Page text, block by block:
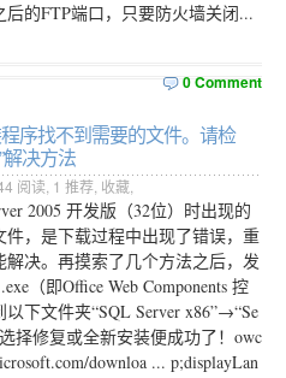
的FTP端口，只要防火墙关闭...
0 Comment
序找不到需要的文件。请检
决方法
阅读, 1 推荐, 收藏
2005 开发版（32位）时出现的
，是下载过程中出现了错误，重
决。再摸索了几个方法之后，发
（即Office Web Components 控
下文件夹“SQL Server x86”→“Se
择修复或全新安装便成功了！owc
downloa ... p;displayLan